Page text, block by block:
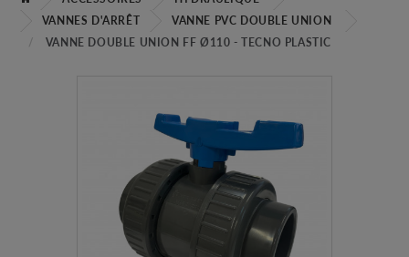
VANNES D'ARRÊT
VANNE PVC DOUBLE UNION
VANNE DOUBLE UNION FF Ø110 - TECNO PLASTIC